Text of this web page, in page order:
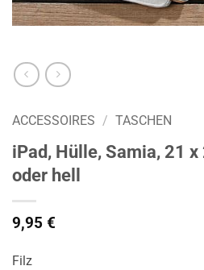
ACCESSOIRES / TASCHEN
iPad, Hülle, Samia, 21
oder hell
9,95 €
Filz